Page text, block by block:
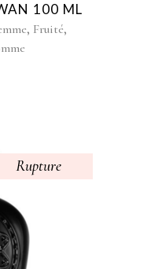
100 ML
, Fruité,
Rupture